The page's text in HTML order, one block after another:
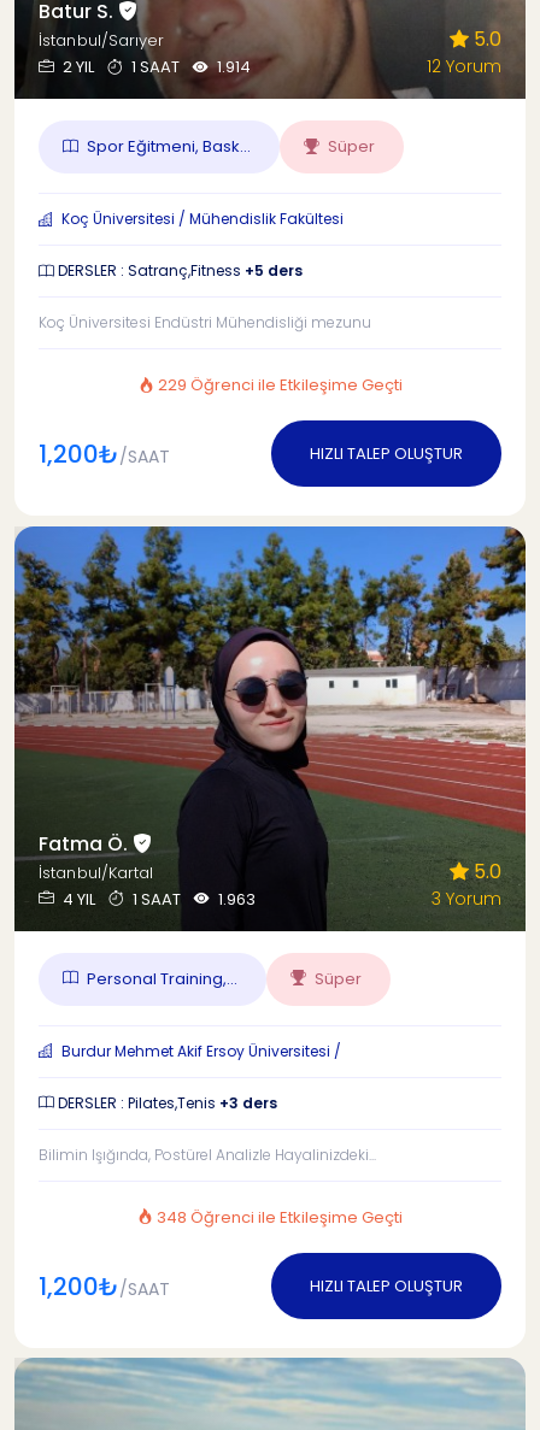
Batur S.
İstanbul/Sarıyer
2 YIL
1 SAAT 1.914
5.0
12 Yorum
Spor Eğitmeni, Bask... Süper
Koç Üniversitesi / Mühendislik Fakültesi
DERSLER : Satranç,Fitness +5 ders
Koç Üniversitesi Endüstri Mühendisliği mezunu
229 Öğrenci ile Etkileşime Geçti
1,200₺/SAAT HIZLI TALEP OLUŞTUR
Fatma Ö.
İstanbul/Kartal
4 YIL
1 SAAT 1.963
5.0
3 Yorum
Personal Training,... Süper
Burdur Mehmet Akif Ersoy Üniversitesi /
DERSLER : Pilates,Tenis +3 ders
Bilimin Işığında, Postürel Analizle Hayalinizdeki...
348 Öğrenci ile Etkileşime Geçti
1,200₺/SAAT HIZLI TALEP OLUŞTUR